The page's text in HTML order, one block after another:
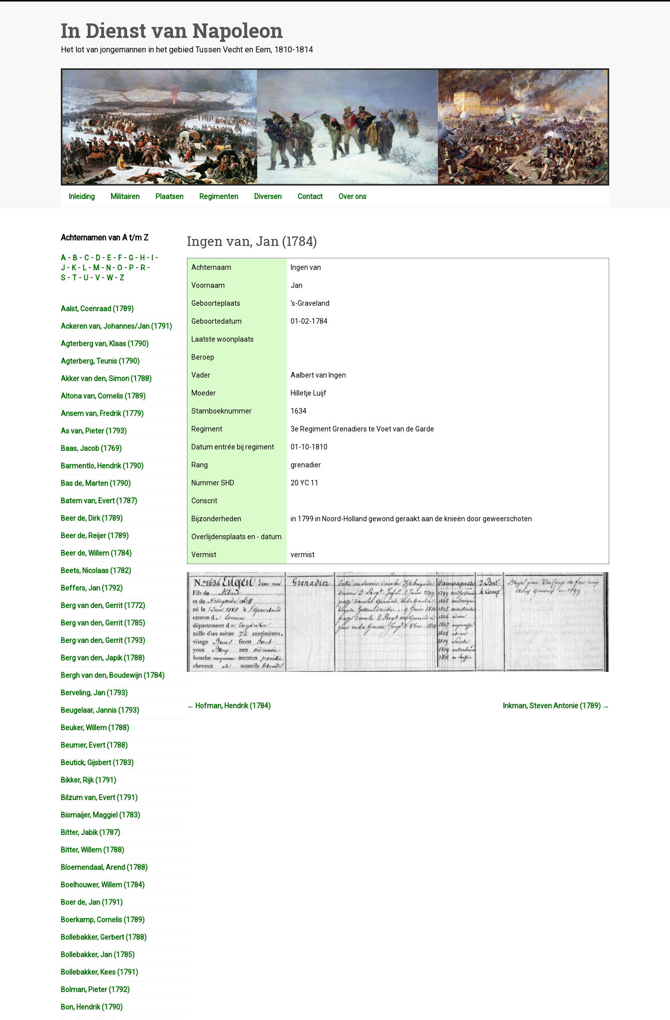
In Dienst van Napoleon
Het lot van jongemannen in het gebied Tussen Vecht en Eem, 1810-1814
Inleiding Militairen Plaatsen Regimenten Diversen Contact Over ons
Ingen van, Jan (1784)
Achternaam Ingen van
Voornaam Jan
Geboorteplaats 's-Graveland
Geboortedatum 01-02-1784
Laatste woonplaats
Beroep
Vader Aalbert van Ingen
Moeder Hilletje Luijf
Stamboeknummer 1634
Regiment 3e Regiment Grenadiers te Voet van de Garde
Datum entrée bij regiment 01-10-1810
Rang grenadier
Nummer SHD 20 YC 11
Conscrit
Bijzonderheden in 1799 in Noord-Holland gewond geraakt aan de knieën door geweerschoten
Overlijdensplaats en - datum
Vermist vermist
← Hofman, Hendrik (1784) Inkman, Steven Antonie (1789) →
Achternamen van A t/m Z
A - B - C - D - E - F- G - H - -
J - K- L- M - N - O - P - R -
S - T - U - V- W- Z
Aalst, Coenraad (1789)
Ackeren van, Johannes/Jan (1791)
Agterberg van, Klaas (1790)
Agterberg, Teunis (1790)
Akker van den, Simon (1788)
Altona van, Cornelis (1789)
Ansem van, Fredrik (1779)
As van, Pieter (1793)
Baas, Jacob (1769)
Barmentlo, Hendrik (1790)
Bas de, Marten (1790)
Batem van, Evert (1787)
Beer de, Dirk (1789)
Beer de, Reijer (1789)
Beer de, Willem (1784)
Beets, Nicolaas (1782)
Beffers, Jan (1792)
Berg van den, Gerrit (1772)
Berg van den, Gerrit (1785)
Berg van den, Gerrit (1793)
Berg van den, Japik (1788)
Bergh van den, Boudewijn (1784)
Berveling, Jan (1793)
Beugelaar, Jannis (1793)
Beuker, Willem (1788)
Beumer, Evert (1788)
Beutick, Gijsbert (1783)
Bikker, Rijk (1791)
Bilzum van, Evert (1791)
Bismaijer, Maggiel (1783)
Bitter, Jabik (1787)
Bitter, Willem (1788)
Bloemendaal, Arend (1788)
Boelhouwer, Willem (1784)
Boer de, Jan (1791)
Boerkamp, Cornelis (1789)
Bollebakker, Gerbert (1788)
Bollebakker, Jan (1785)
Bollebakker, Kees (1791)
Bolman, Pieter (1792)
Bon, Hendrik (1790)